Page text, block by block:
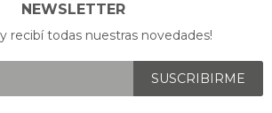
NEWSLETTER
y recibí todas nuestras novedades!
SUSCRIBIRME